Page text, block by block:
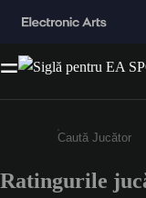
Enter a
Ratingurile